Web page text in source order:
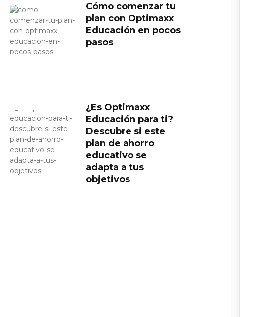
Cómo comenzar tu
plan con Optimaxx
Educación en pocos
pasos
¿Es Optimaxx
Educación para ti?
Descubre si este
plan de ahorro
educativo se
adapta a tus
objetivos